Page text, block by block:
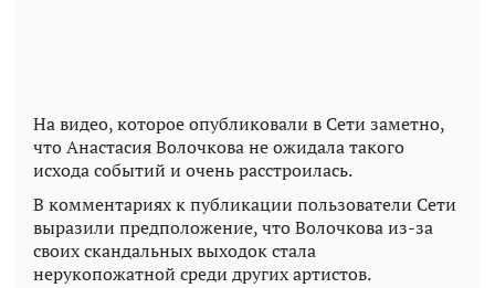
На видео, которое опубликовали в Сети заметно,
что Анастасия Волочкова не ожидала такого
исхода событий и очень расстроилась.
В комментариях к публикации пользователи Сети
выразили предположение, что Волочкова из-за
своих скандальных выходок стала
нерукопожатной среди других артистов.